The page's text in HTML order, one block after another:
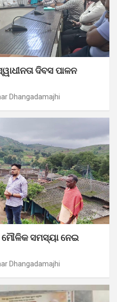
ଦିବସ ପାଳନ
Dhangadamajhi
ସମସ୍ୟା ନେଇ
Dhangadamajhi